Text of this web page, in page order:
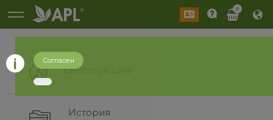
0
Действующие
История
Согласен